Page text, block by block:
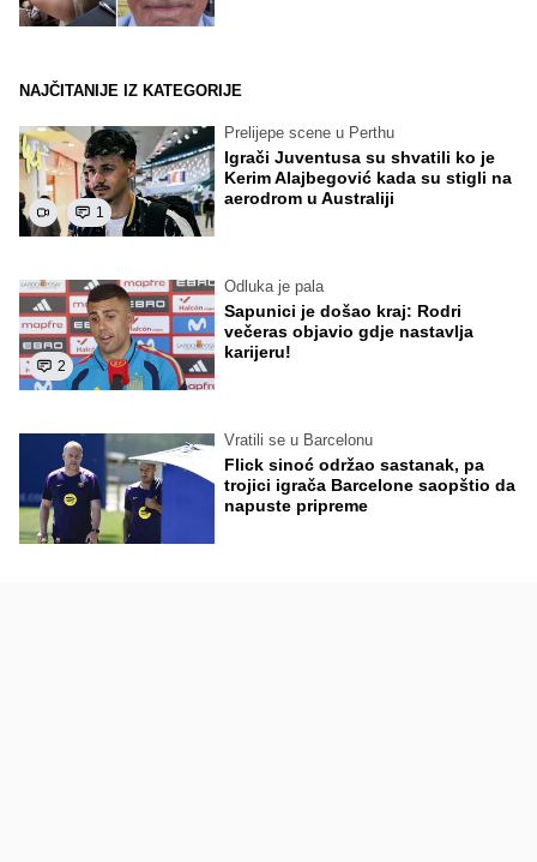
NAJČITANIJE IZ KATEGORIJE
1
Prelijepe scene u Perthu
Igrači Juventusa su shvatili ko je
Kerim Alajbegović kada su stigli na
aerodrom u Australiji
2
Odluka je pala
Sapunici je došao kraj: Rodri
večeras objavio gdje nastavlja
karijeru!
Vratili se u Barcelonu
Flick sinoć održao sastanak, pa
trojici igrača Barcelone saopštio da
napuste pripreme